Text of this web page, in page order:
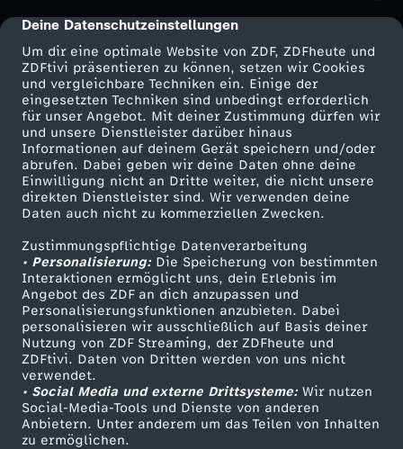
cmp-dialog-description
Deine Datenschutzeinstellungen
Um dir eine optimale Website von ZDF, ZDFheute und
ZDFtivi präsentieren zu können, setzen wir Cookies
und vergleichbare Techniken ein. Einige der
eingesetzten Techniken sind unbedingt erforderlich
für unser Angebot. Mit deiner Zustimmung dürfen wir
und unsere Dienstleister darüber hinaus
Informationen auf deinem Gerät speichern und/oder
abrufen. Dabei geben wir deine Daten ohne deine
Einwilligung nicht an Dritte weiter, die nicht unsere
direkten Dienstleister sind. Wir verwenden deine
Daten auch nicht zu kommerziellen Zwecken.
Zustimmungspflichtige Datenverarbeitung
• Personalisierung:Die Speicherung von bestimmten
Interaktionen ermöglicht uns, dein Erlebnis im
Angebot des ZDF an dich anzupassen und
Personalisierungsfunktionen anzubieten. Dabei
personalisieren wir ausschließlich auf Basis deiner
Nutzung von ZDF Streaming, der ZDFheute und
ZDFtivi. Daten von Dritten werden von uns nicht
verwendet.
• Social Media und externe Drittsysteme:Wir nutzen
Social-Media-Tools und Dienste von anderen
Anbietern. Unter anderem um das Teilen von Inhalten
zu ermöglichen.
n
d
B
u
r
n
o
u
t
Mehr ZDF
ZDF-Apps
Smart TV
ZDFtext
Livestreams
Sendungen A-Z
TV-Programm
Service
ZDFmitreden
Kontakt zum ZDF
Tickets
Zuschauerservice
Hilfe
ZDF Unternehmen
Karriere